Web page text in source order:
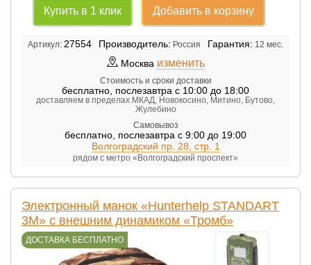
Купить в 1 клик Добавить в корзину
Артикул: 27554 Производитель: Россия Гарантия: 12 мес.
Москва изменить
Стоимость и сроки доставки
бесплатно послезавтра с 10:00 до 18:00
доставляем в пределах МКАД, Новокосино, Митино, Бутово,
Жулебино
Самовывоз
бесплатно послезавтра с 9:00 до 19:00
Волгоградский пр. 28, стр. 1
рядом с метро «Волгоградский проспект»
Электронный манок «Hunterhelp STANDART
3M» с внешним динамиком «Тромб»
ДОСТАВКА БЕСПЛАТНО